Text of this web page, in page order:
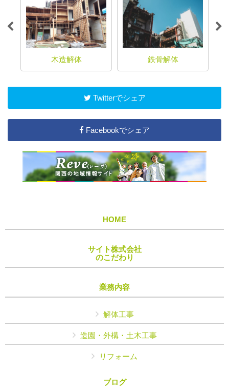
木造解体 鉄骨解体
Twitterでシェア
Facebookでシェア
HOME
サイト株式会社
のこだわり
業務内容
解体工事
造園・外構・土木工事
リフォーム
ブログ